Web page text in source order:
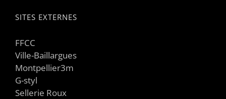
SITES EXTERNES
FFCC
Ville-Baillargues
Montpellier3m
G-styl
Sellerie Roux